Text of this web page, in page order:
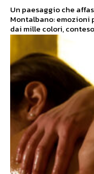
Un paesaggio che
Montalbano: emozioni profonde.
dai mille colori,